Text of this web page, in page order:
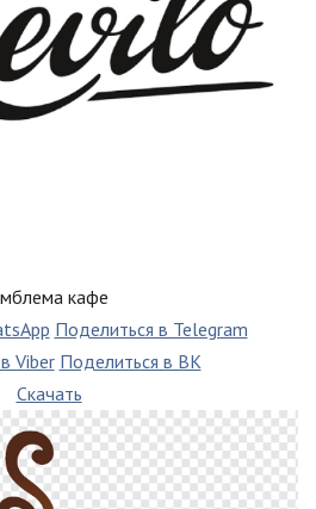
кафе
Поделиться в Telegram
Viber Поделиться в ВК
Скачать